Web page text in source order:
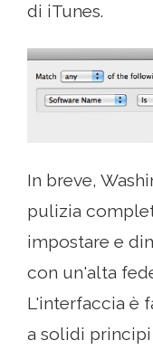
di iTunes.
In breve,
pulizia
impostare e
con un'alta
L'interfaccia è
a solidi